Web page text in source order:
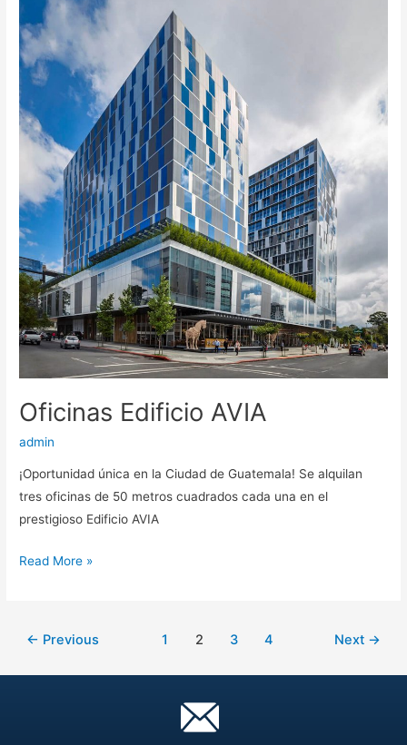
Oficinas Edificio AVIA
admin
¡Oportunidad única en la Ciudad de Guatemala! Se alquilan
tres oficinas de 50 metros cuadrados cada una en el
prestigioso Edificio AVIA
Oficinas
Edificio
AVIA
Read More »
← Previous 1 2 3 4 Next →